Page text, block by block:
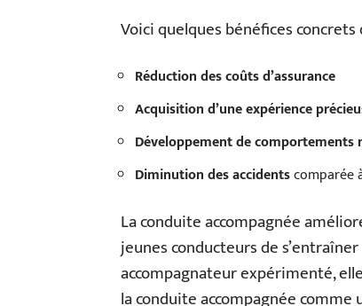
Voici quelques bénéfices
Réduction des coûts d’assurance
Acquisition d’une expérience
Développement de comportements
Diminution des accidentscomparée
La conduite accompagnée
jeunes conducteurs de
accompagnateur expérimenté,
la conduite accompagnée